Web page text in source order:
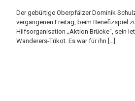
Der gebürtige Oberpfälzer Dominik
vergangenen Freitag, beim Benefizspiel
Hilfsorganisation „Aktion Brücke“, sein
Wanderers-Trikot. Es war für ihn […]